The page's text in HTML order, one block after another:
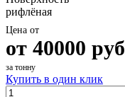
рифлёная
Цена от
от 40000 руб
за тонну
Купить в один клик